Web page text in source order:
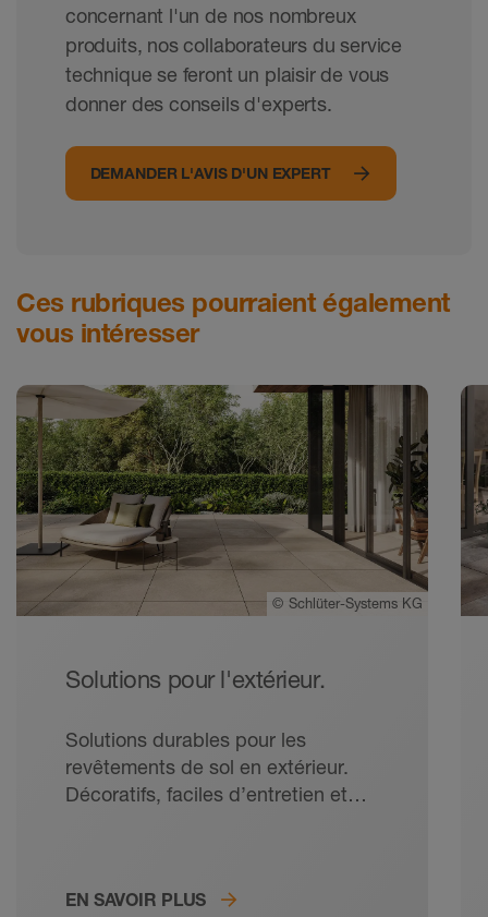
concernant l'un de nos nombreux
produits, nos collaborateurs du service
technique se feront un plaisir de vous
donner des conseils d'experts.
DEMANDER L'AVIS D'UN EXPERT
Ces rubriques pourraient également
vous intéresser
© Schlüter-Systems KG
Solutions pour l'extérieur.
Solutions durables pour les
revêtements de sol en extérieur.
Décoratifs, faciles d’entretien et
Systems assure la pérennité des
EN SAVOIR PLUS